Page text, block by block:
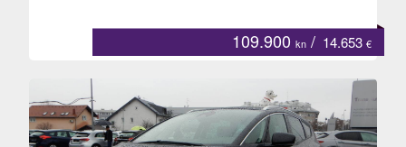
109.900 kn / 14.653 €